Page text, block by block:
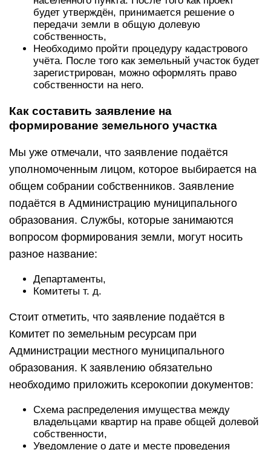
будет утверждён, принимается решение о
передачи земли в общую долевую
собственность,
Необходимо пройти процедуру кадастрового
учёта. После того как земельный участок будет
зарегистрирован, можно оформлять право
собственности на него.
Как составить заявление на
формирование земельного участка
Мы уже отмечали, что заявление подаётся
уполномоченным лицом, которое выбирается на
общем собрании собственников. Заявление
подаётся в Администрацию муниципального
образования. Службы, которые занимаются
вопросом формирования земли, могут носить
разное название:
Департаменты,
Комитеты т. д.
Стоит отметить, что заявление подаётся в
Комитет по земельным ресурсам при
Администрации местного муниципального
образования. К заявлению обязательно
необходимо приложить ксерокопии документов:
Схема распределения имущества между
владельцами квартир на праве общей долевой
собственности,
Уведомление о дате и месте проведения